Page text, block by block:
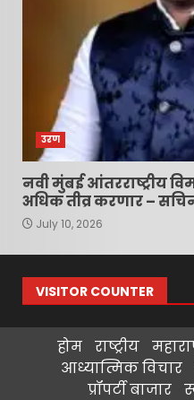
उरण
नवी मुंबई आंतरराष्ट्रीय
अधिक तीव्र करणार –
July 10, 2026
VISITOR COUNTER
होम राष्ट्रीय
आध्यात्मिक विचार
प्रॉपर्टी बाजार